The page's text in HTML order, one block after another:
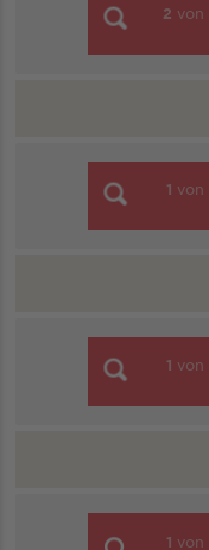
2 von
1 von
1 von
1 von